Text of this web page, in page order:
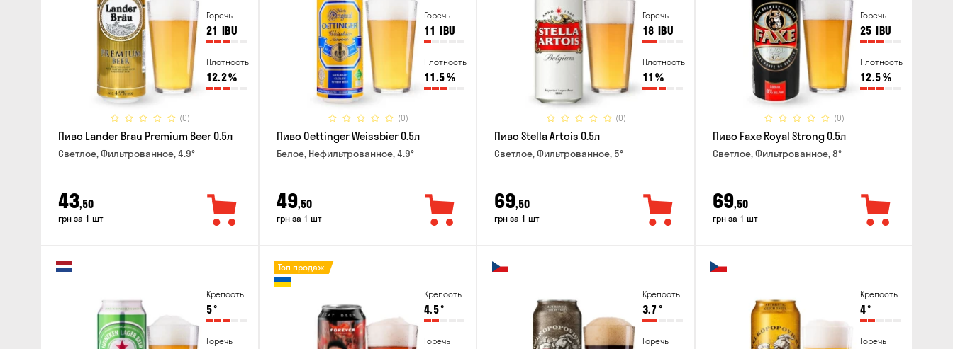
Горечь
21 IBU
Плотность
12.2%
(0)
Пиво Lander Brau Premium Beer 0.5л
Светлое, Фильтрованное, 4.9°
43,50
грн за 1 шт
Горечь
11 IBU
Плотность
11.5%
(0)
Пиво Oettinger Weissbier 0.5л
Белое, Нефильтрованное, 4.9°
49,50
грн за 1 шт
Горечь
18 IBU
Плотность
11 %
(0)
Пиво Stella Artois 0.5л
Светлое, Фильтрованное, 5°
69,50
грн за 1 шт
Горечь
25 IBU
Плотность
12.5%
(0)
Пиво Faxe Royal Strong 0.5л
Светлое, Фильтрованное, 8°
69,50
грн за 1 шт
Крепость
5°
Горечь
Крепость
4.5°
Горечь
Топ продаж
Крепость
3.7°
Горечь
Крепость
4°
Горечь